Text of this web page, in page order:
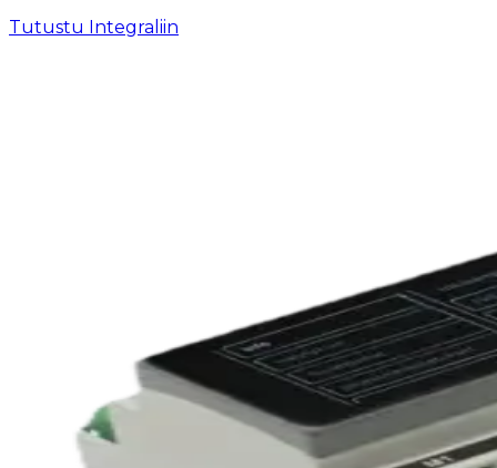
Tutustu Integraliin